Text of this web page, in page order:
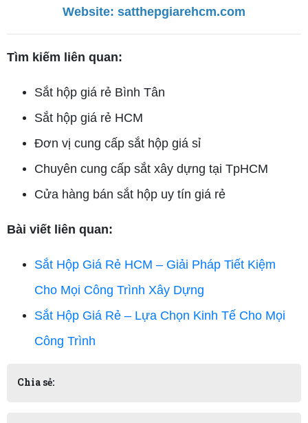
Website: satthepgiarehcm.com
Tìm kiếm liên quan:
Sắt hộp giá rẻ Bình Tân
Sắt hộp giá rẻ HCM
Đơn vị cung cấp sắt hộp giá sỉ
Chuyên cung cấp sắt xây dựng tại TpHCM
Cửa hàng bán sắt hộp uy tín giá rẻ
Bài viết liên quan:
Sắt Hộp Giá Rẻ HCM – Giải Pháp Tiết Kiệm
Cho Mọi Công Trình Xây Dựng
Sắt Hộp Giá Rẻ – Lựa Chọn Kinh Tế Cho Mọi
Công Trình
Chia sẻ: